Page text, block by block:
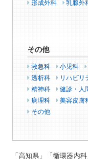
形成外科
乳腺外
その他
救急科 小児科
透析科
リハビリ
精神科
健診・人
病理科
美容皮膚
その他
「高知県」「循環器内